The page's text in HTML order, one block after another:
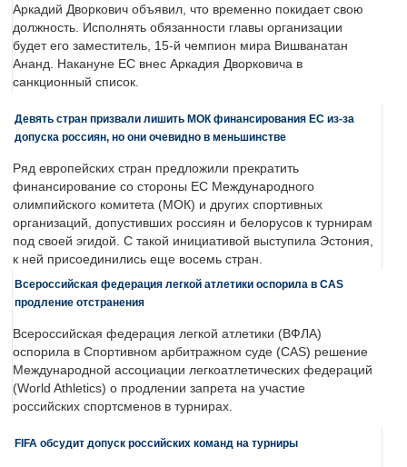
Аркадий Дворкович объявил, что временно покидает свою
должность. Исполнять обязанности главы организации
будет его заместитель, 15-й чемпион мира Вишванатан
Ананд. Накануне ЕС внес Аркадия Дворковича в
санкционный список.
Девять стран призвали лишить МОК финансирования ЕС из-за
допуска россиян, но они очевидно в меньшинстве
Ряд европейских стран предложили прекратить
финансирование со стороны ЕС Международного
олимпийского комитета (МОК) и других спортивных
организаций, допустивших россиян и белорусов к турнирам
под своей эгидой. С такой инициативой выступила Эстония,
к ней присоединились еще восемь стран.
Всероссийская федерация легкой атлетики оспорила в CAS
продление отстранения
Всероссийская федерация легкой атлетики (ВФЛА)
оспорила в Спортивном арбитражном суде (CAS) решение
Международной ассоциации легкоатлетических федераций
(World Athletics) о продлении запрета на участие
российских спортсменов в турнирах.
FIFA обсудит допуск российских команд на турниры